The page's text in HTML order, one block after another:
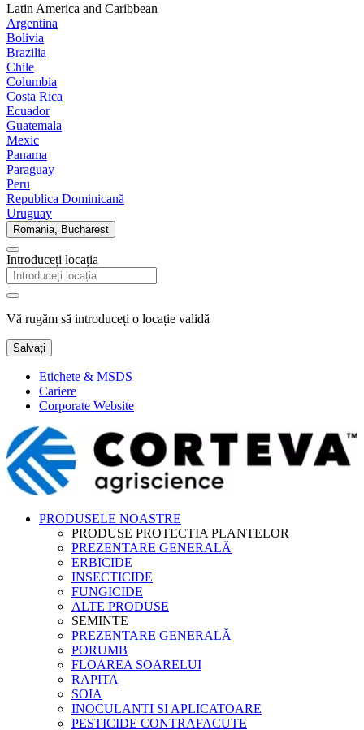
Latin America and Caribbean
Argentina
Bolivia
Brazilia
Chile
Columbia
Costa Rica
Ecuador
Guatemala
Mexic
Panama
Paraguay
Peru
Republica Dominicană
Uruguay
Romania, Bucharest
Introduceți locația
Vă rugăm să introduceți o locație validă
Salvați
Etichete & MSDS
Cariere
Corporate Website
PRODUSELE NOASTRE
PRODUSE PROTECTIA PLANTELOR
PREZENTARE GENERALĂ
ERBICIDE
INSECTICIDE
FUNGICIDE
ALTE PRODUSE
SEMINTE
PREZENTARE GENERALĂ
PORUMB
FLOAREA SOARELUI
RAPITA
SOIA
INOCULANTI SI APLICATOARE
PESTICIDE CONTRAFACUTE